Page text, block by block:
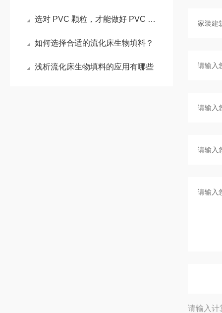
选对 PVC 颗粒，才能做好 PVC 管件！
如何选择合适的流化床生物填料？
浅析流化床生物填料的应用有哪些
请输入计